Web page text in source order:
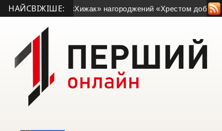
НАЙСВІЖІШЕ:
«Хижак» нагороджений «Хрестом доблесті» • На